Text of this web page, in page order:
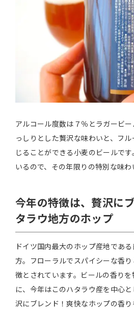
アルコール度数は７％とラガービ
っしりとした贅沢な味わいと、フ
じることができる小麦のビールで
いるので、その年限りの特別な味わ
今年の特徴は、贅沢に
タラウ地方のホップ
ドイツ国内最⼤のホップ産地であ
⽅。フローラルでスパイシーな⾹
徴とされています。ビールの香り
に、今年はこのハタラウ産を中⼼
沢にブレンド！爽快なホップの⾹